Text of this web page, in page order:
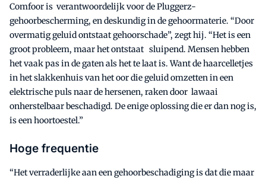
Comfoor is verantwoordelijk voor de Pluggerz-
gehoorbescherming, en deskundig in de gehoormaterie. “Door
overmatig geluid ontstaat gehoorschade”, zegt hij. “Het is een
groot probleem, maar het ontstaat sluipend. Mensen hebben
het vaak pas in de gaten als het te laat is. Want de haarcelletjes
in het slakkenhuis van het oor die geluid omzetten in een
elektrische puls naar de hersenen, raken door lawaai
onherstelbaar beschadigd. De enige oplossing die er dan nog is,
is een hoortoestel.”
Hoge frequentie
“Het verraderlijke aan een gehoorbeschadiging is dat die maar